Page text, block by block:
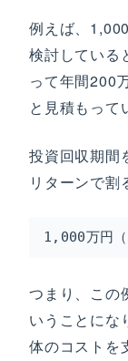
例えば、
検討している
って年間200
と見積もって
投資回収期間
リターンで割
1,000万円
つまり、この
いうことにな
体のコストを